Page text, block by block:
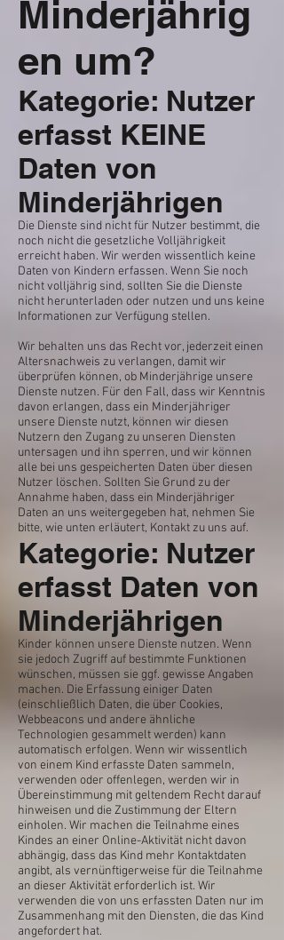
Minderjährig
en um?
Kategorie: Nutzer
erfasst KEINE
Daten von
Minderjährigen
Die Dienste sind nicht für Nutzer bestimmt, die
noch nicht die gesetzliche Volljährigkeit
erreicht haben. Wir werden wissentlich keine
Daten von Kindern erfassen. Wenn Sie noch
nicht volljährig sind, sollten Sie die Dienste
nicht herunterladen oder nutzen und uns keine
Informationen zur Verfügung stellen.
Wir behalten uns das Recht vor, jederzeit einen
Altersnachweis zu verlangen, damit wir
überprüfen können, ob Minderjährige unsere
Dienste nutzen. Für den Fall, dass wir Kenntnis
davon erlangen, dass ein Minderjähriger
unsere Dienste nutzt, können wir diesen
Nutzern den Zugang zu unseren Diensten
untersagen und ihn sperren, und wir können
alle bei uns gespeicherten Daten über diesen
Nutzer löschen. Sollten Sie Grund zu der
Annahme haben, dass ein Minderjähriger
Daten an uns weitergegeben hat, nehmen Sie
bitte, wie unten erläutert, Kontakt zu uns auf.
Kategorie: Nutzer
erfasst Daten von
Minderjährigen
Kinder können unsere Dienste nutzen. Wenn
sie jedoch Zugriff auf bestimmte Funktionen
wünschen, müssen sie ggf. gewisse Angaben
machen. Die Erfassung einiger Daten
(einschließlich Daten, die über Cookies,
Webbeacons und andere ähnliche
Technologien gesammelt werden) kann
automatisch erfolgen. Wenn wir wissentlich
von einem Kind erfasste Daten sammeln,
verwenden oder offenlegen, werden wir in
Übereinstimmung mit geltendem Recht darauf
hinweisen und die Zustimmung der Eltern
einholen. Wir machen die Teilnahme eines
Kindes an einer Online-Aktivität nicht davon
abhängig, dass das Kind mehr Kontaktdaten
angibt, als vernünftigerweise für die Teilnahme
an dieser Aktivität erforderlich ist. Wir
verwenden die von uns erfassten Daten nur im
Zusammenhang mit den Diensten, die das Kind
angefordert hat.